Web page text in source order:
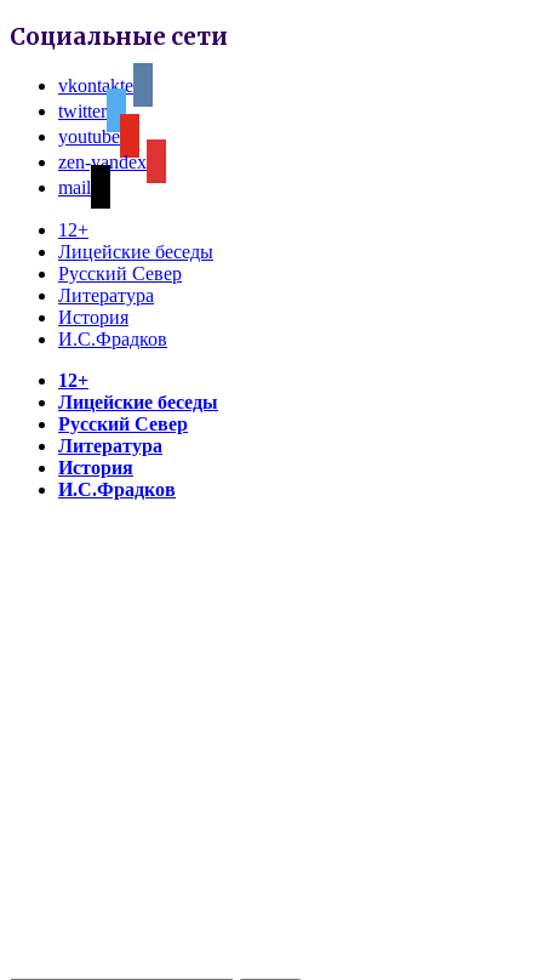
Социальные сети
vkontakte
twitter
youtube
zen-yandex
mail
12+
Лицейские беседы
Русский Север
Литература
История
И.С.Фрадков
12+
Лицейские беседы
Русский Север
Литература
История
И.С.Фрадков